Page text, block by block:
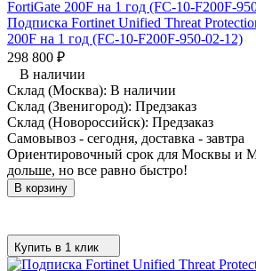
Подписка Fortinet Unified Threat
200F на 1 год (FC-10-F200F-950-02-12)
298 800 ₽
В наличии
Склад (Москва): В наличии
Склад (Звенигород): Предзаказ
Склад (Новороссийск): Предзаказ
Самовывоз - сегодня, доставка - завтра
Ориентировочный срок для Москвы и
дольше, но все равно быстро!
В корзину
Купить в 1 клик